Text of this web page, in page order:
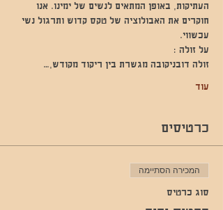
העתיקות, באופן המתאים לנשים של ימינו. אנו
חוקרים את האבולוציה של טקס קדוש ותרגול נשי
עכשווי.
על זולה :
זולה דובניקובה מגשרת בין ריקוד מקודש,…
עוד
כרטיסים
המכירה הסתיימה
סוג כרטיס